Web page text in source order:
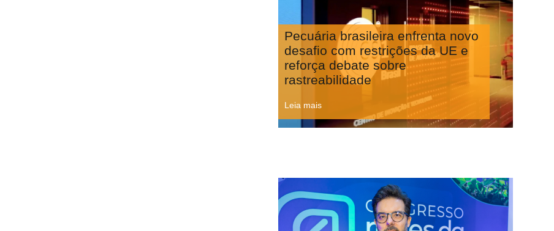
Pecuária brasileira enfrenta novo
desafio com restrições da UE e
reforça debate sobre
rastreabilidade
Leia mais